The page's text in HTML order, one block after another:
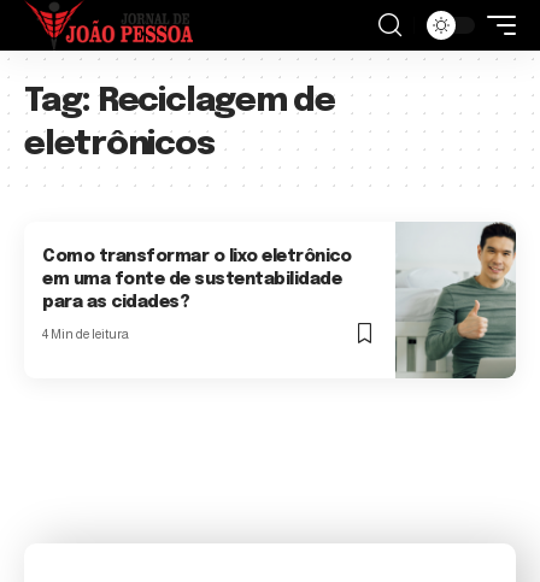
Tag: Reciclagem de
eletrônicos
Como transformar o lixo eletrônico
em uma fonte de sustentabilidade
para as cidades?
4 Min de leitura